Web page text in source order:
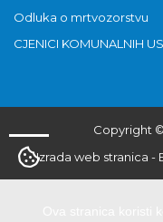
Odluka o mrtvozorstvu
CJENICI KOMUNALNIH
Copyright
Izrada web stranica -